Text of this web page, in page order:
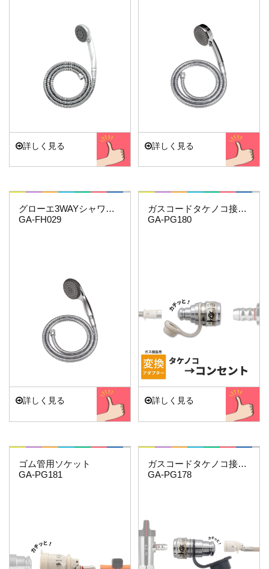
詳しく見る 詳しく見る
グローエ3WAYシャワーホースセット
GA-FH029
詳しく見る
ガスコードタケノコ接続用(機器側)
GA-PG180
詳しく見る
これエエやん
ゴム管用ソケット
GA-PG181
これエエやん
ガスコードタケノコ接続用セット
GA-PG178